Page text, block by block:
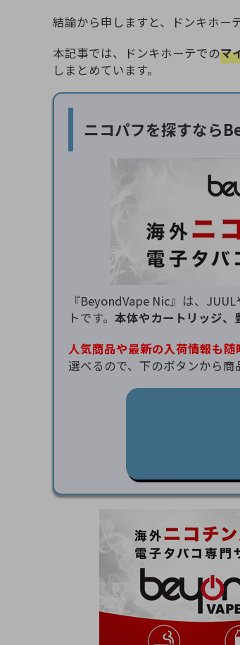
結論から申しますと、ドンキホー
本記事では、ドンキホーテでのマ
しまとめています。
ニコパフを探すなら
『BeyondVape Nic』は、
トです。 本体やカートリッジ、
人気商品や最新の入荷情報も随
選べるので、下のボタンから商